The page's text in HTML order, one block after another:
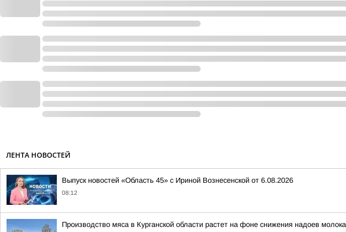
ЛЕНТА НОВОСТЕЙ
Выпуск новостей «Область 45» с Ириной Вознесенской от 6.08.2026
08:12
Производство мяса в Курганской области растет на фоне снижения надоев молока